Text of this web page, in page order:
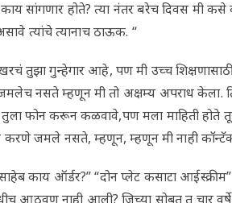
सांगणार होते? त्या नंतर बरेच दिवस मी
त्यांचे त्यानाच ठाऊक. “
तुझा गुन्हेगार आहे, पण मी उच्च
नसते म्हणून मी तो अक्षम्य अपराध
फोन करून कळवावे,पण मला माहिती होते
जमले नसते, म्हणून, म्हणून मी नाही
काय ऑर्डर?” “दोन प्लेट कसाटा
आठवण नाही आली? जिच्या सोबत तू चार वर्षे